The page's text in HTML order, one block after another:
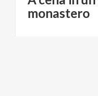
monastero